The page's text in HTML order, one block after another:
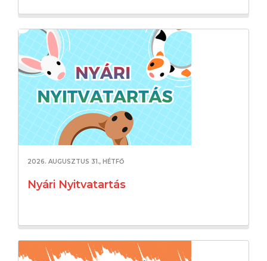
2026. AUGUSZTUS 31., HÉTFŐ
Nyári Nyitvatartás